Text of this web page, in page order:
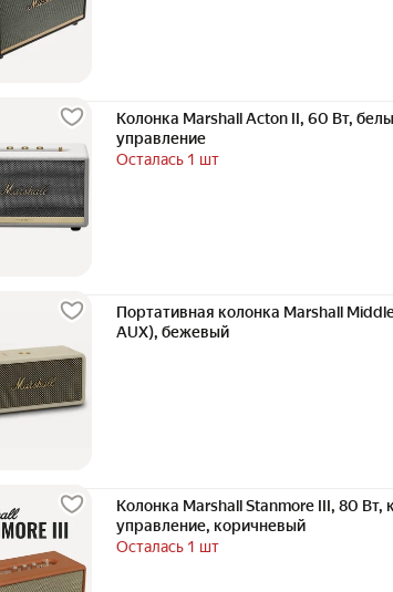
Колонка Marshall Acton II, 60 Вт,
управление
Осталась 1 шт
Портативная колонка Marshall
AUX), бежевый
Колонка Marshall Stanmore III, 80 Вт,
управление, коричневый
Осталась 1 шт